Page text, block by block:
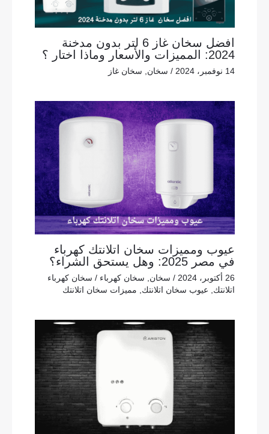
افضل سخان غاز 6 لتر بدون مدخنة
2024: المميزات والأسعار وماذا اختار ؟
14 نوفمبر، 2024 / سخان سخان غاز
عيوب ومميزات سخان اتلانتك كهرباء
في مصر 2025: وهل يستحق الشراء؟
26 أكتوبر، 2024 / سخان سخان كهرباء / سخان كهرباء
اتلانتك
عيوب سخان اتلانتك مميزات سخان اتلانتك